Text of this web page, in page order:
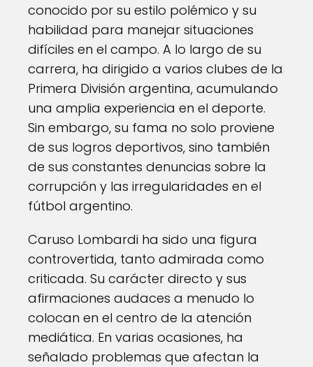
conocido por su estilo polémico y su
habilidad para manejar situaciones
difíciles en el campo. A lo largo de su
carrera, ha dirigido a varios clubes de la
Primera División argentina, acumulando
una amplia experiencia en el deporte.
Sin embargo, su fama no solo proviene
de sus logros deportivos, sino también
de sus constantes denuncias sobre la
corrupción y las irregularidades en el
fútbol argentino.
Caruso Lombardi ha sido una figura
controvertida, tanto admirada como
criticada. Su carácter directo y sus
afirmaciones audaces a menudo lo
colocan en el centro de la atención
mediática. En varias ocasiones, ha
señalado problemas que afectan la